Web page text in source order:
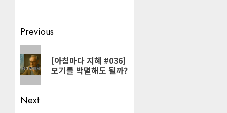
Post
navigation
Previous
Previous
post:
[아침마다 지혜 #036]
모기를 박멸해도 될까?
Next